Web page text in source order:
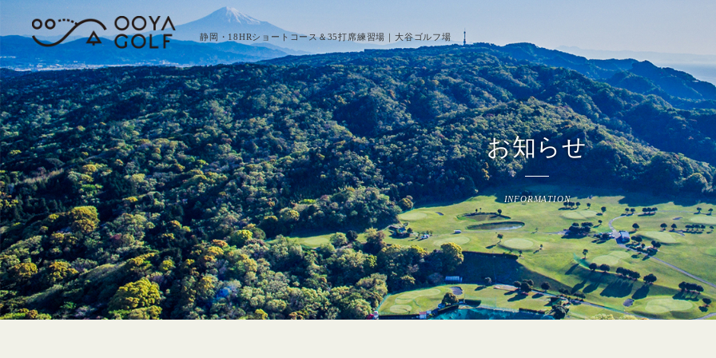
静岡・18HRショートコース＆35打席練習場｜大谷ゴルフ場
お知らせ
INFORMATION